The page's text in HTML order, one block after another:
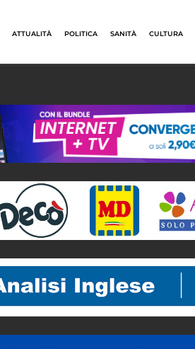
ATTUALITÀ POLITICA SANITÀ CULTURA